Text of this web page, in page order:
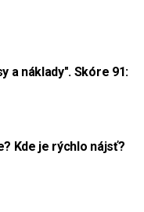
a náklady". Skóre 91:
Kde je rýchlo nájsť?